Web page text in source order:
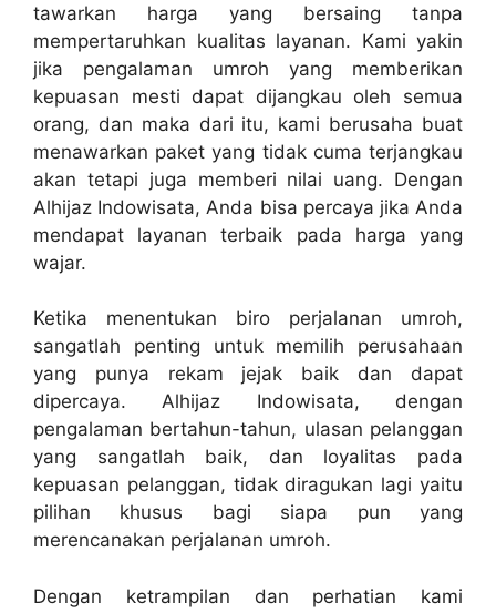
tawarkan harga yang bersaing tanpa
mempertaruhkan kualitas layanan. Kami yakin
jika pengalaman umroh yang memberikan
kepuasan mesti dapat dijangkau oleh semua
orang, dan maka dari itu, kami berusaha buat
menawarkan paket yang tidak cuma terjangkau
akan tetapi juga memberi nilai uang. Dengan
Alhijaz Indowisata, Anda bisa percaya jika Anda
mendapat layanan terbaik pada harga yang
wajar.
Ketika menentukan biro perjalanan umroh,
sangatlah penting untuk memilih perusahaan
yang punya rekam jejak baik dan dapat
dipercaya. Alhijaz Indowisata, dengan
pengalaman bertahun-tahun, ulasan pelanggan
yang sangatlah baik, dan loyalitas pada
kepuasan pelanggan, tidak diragukan lagi yaitu
pilihan khusus bagi siapa pun yang
merencanakan perjalanan umroh.
Dengan ketrampilan dan perhatian kami